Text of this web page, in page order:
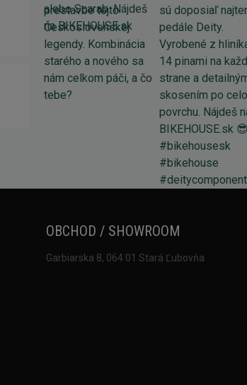
OBCHOD / SHOWROOM
Garbiarska 8, 064 01 Stará Ľubovňa